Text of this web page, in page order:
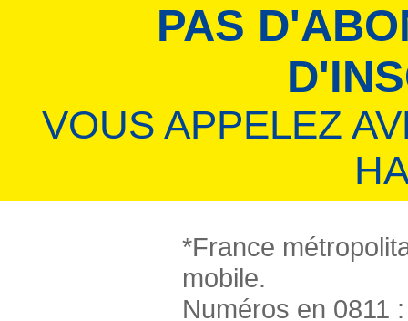
PAS
VOUS APPELEZ
*France
mobile.
Numéros en 0811